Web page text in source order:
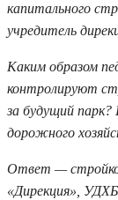
капитального
учредитель
Каким образом
контролируют
за будущий
дорожного
Ответ —
«Дирекция»,